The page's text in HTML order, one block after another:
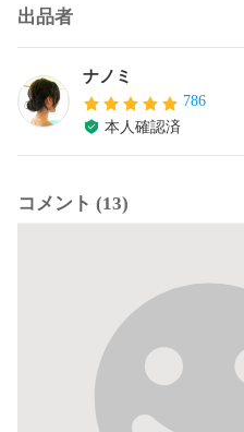
出品者
ナノミ
786
本人確認済
コメント (13)